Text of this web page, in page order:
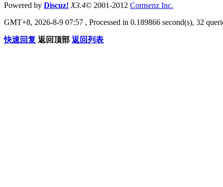
Powered by Discuz! X3.4© 2001-2012 Comsenz Inc.
GMT+8, 2026-8-9 07:57 , Processed in 0.189866 second(s), 32
快速回复 返回顶部 返回列表